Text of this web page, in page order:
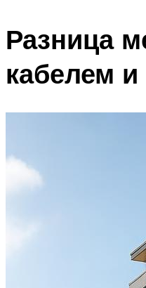
Разница
кабелем